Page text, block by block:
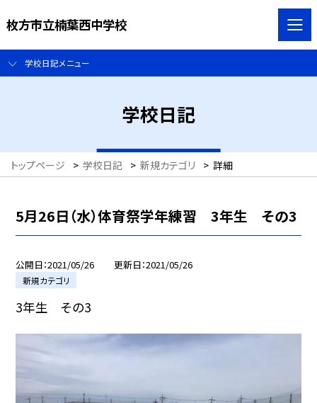
枚方市立楠葉西中学校
学校日記メニュー
学校日記
トップページ > 学校日記 > 新規カテゴリ > 詳細
5月26日（水）体育祭学年練習 3年生 その3
公開日 2021/05/26 更新日 2021/05/26
新規カテゴリ
3年生 その3